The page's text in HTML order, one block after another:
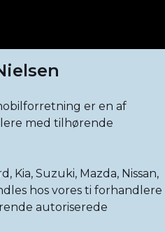
er en af
med tilhørende
Kia, Suzuki, Mazda, Nissan,
hos vores ti forhandlere
autoriserede